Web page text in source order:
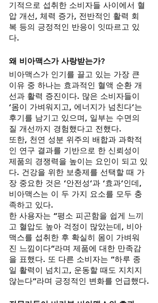
기적으로 섭취한 소비자들 사이에서 혈
압 개선, 체력 증가, 전반적인 활력 회
복 등의 긍정적인 반응이 잇따르고 있
다.
왜 비아맥스가 사랑받는가?
비아맥스가 인기를 끌고 있는 가장 큰
이유 중 하나는 효과적인 혈액 순환 개
선과 활력 증진이다. 많은 소비자들이
‘몸이 가벼워지고, 에너지가 넘친다’는
후기를 남기고 있으며, 일부는 수면의
질 개선까지 경험했다고 전했다.
또한, 천연 성분 위주의 배합과 과학적
인 연구 결과를 기반으로 한 신뢰성이
제품의 경쟁력을 높이는 요인이 되고 있
다. 건강을 위한 보충제를 선택할 때 가
장 중요한 것은 ‘안전성’과 ‘효과’인데,
비아맥스는 이 두 가지 요소를 모두 충
족하고 있다.
한 사용자는 “평소 피곤함을 쉽게 느끼
고 혈압도 높아 걱정이 많았는데, 비아
맥스를 섭취한 후 확실히 몸이 가벼워
진 느낌이다”라며 제품에 대한 만족감
을 표했다. 또 다른 소비자는 “하루 종
일 활력이 넘치고, 운동할 때도 지치지
않는다”라며 긍정적인 변화를 언급했다.